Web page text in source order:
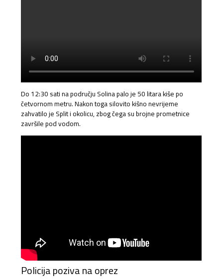
Do 12:30 sati na području Solina palo je 50 litara kiše po
četvornom metru. Nakon toga silovito kišno nevrijeme
zahvatilo je Split i okolicu, zbog čega su brojne prometnice
završile pod vodom.
Policija poziva na oprez